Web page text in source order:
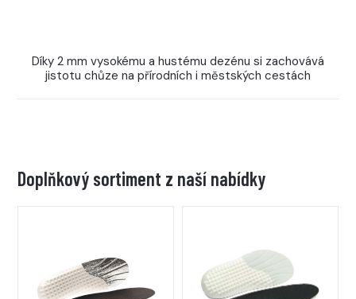
Díky 2 mm vysokému a hustému dezénu si zachovává
jistotu chůze na přírodních i městských cestách
Doplňkový sortiment z naší nabídky